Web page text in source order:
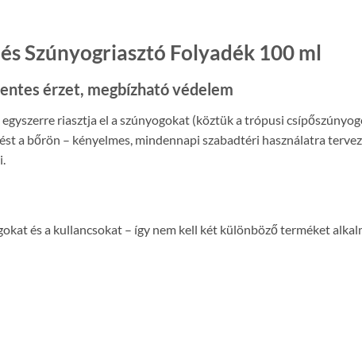
Szúnyogriasztó Folyadék 100 ml
érzet, megbízható védelem
riasztja el a szúnyogokat (köztük a trópusi
a bőrön – kényelmes, mindennapi szabadtéri használatra
és a kullancsokat – így nem kell két különböző terméket